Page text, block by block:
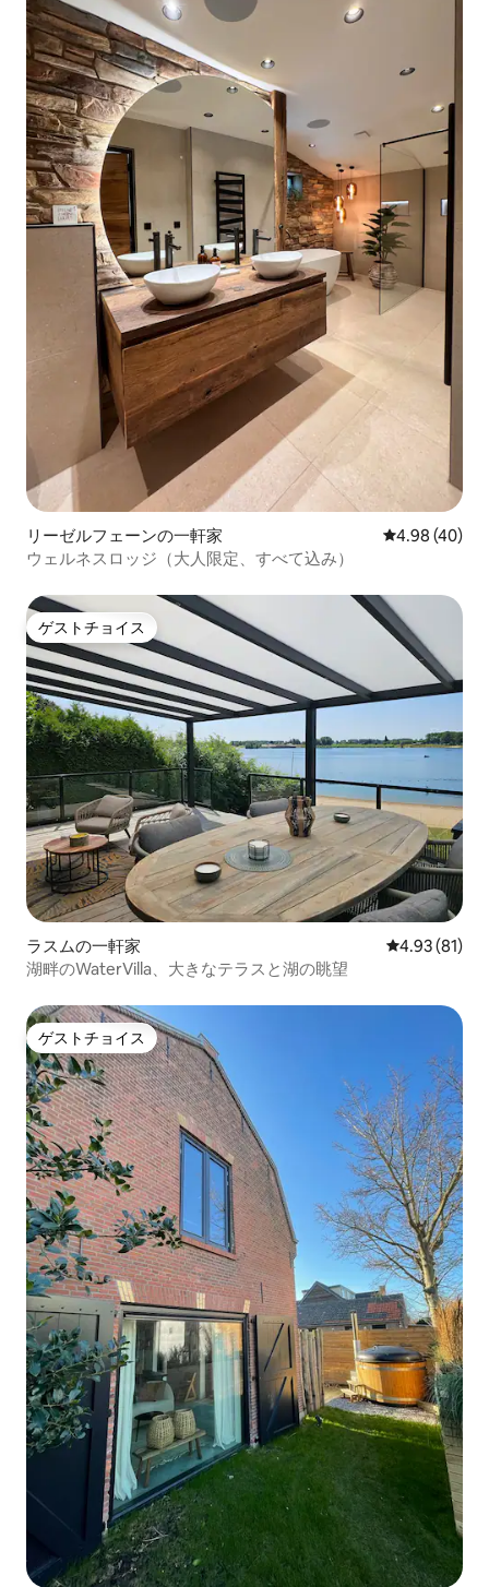
リーゼルフェーンの一軒家 レビュー40
4.98 (40)
ウェルネスロッジ（大人限定、すべて込み）
ゲストチョイス
ゲストチョイス
ラスムの一軒家 レビュー81
4.93 (81)
湖畔のWaterVilla、大きなテラスと湖の眺望
ゲストチョイス
ゲストチョイス